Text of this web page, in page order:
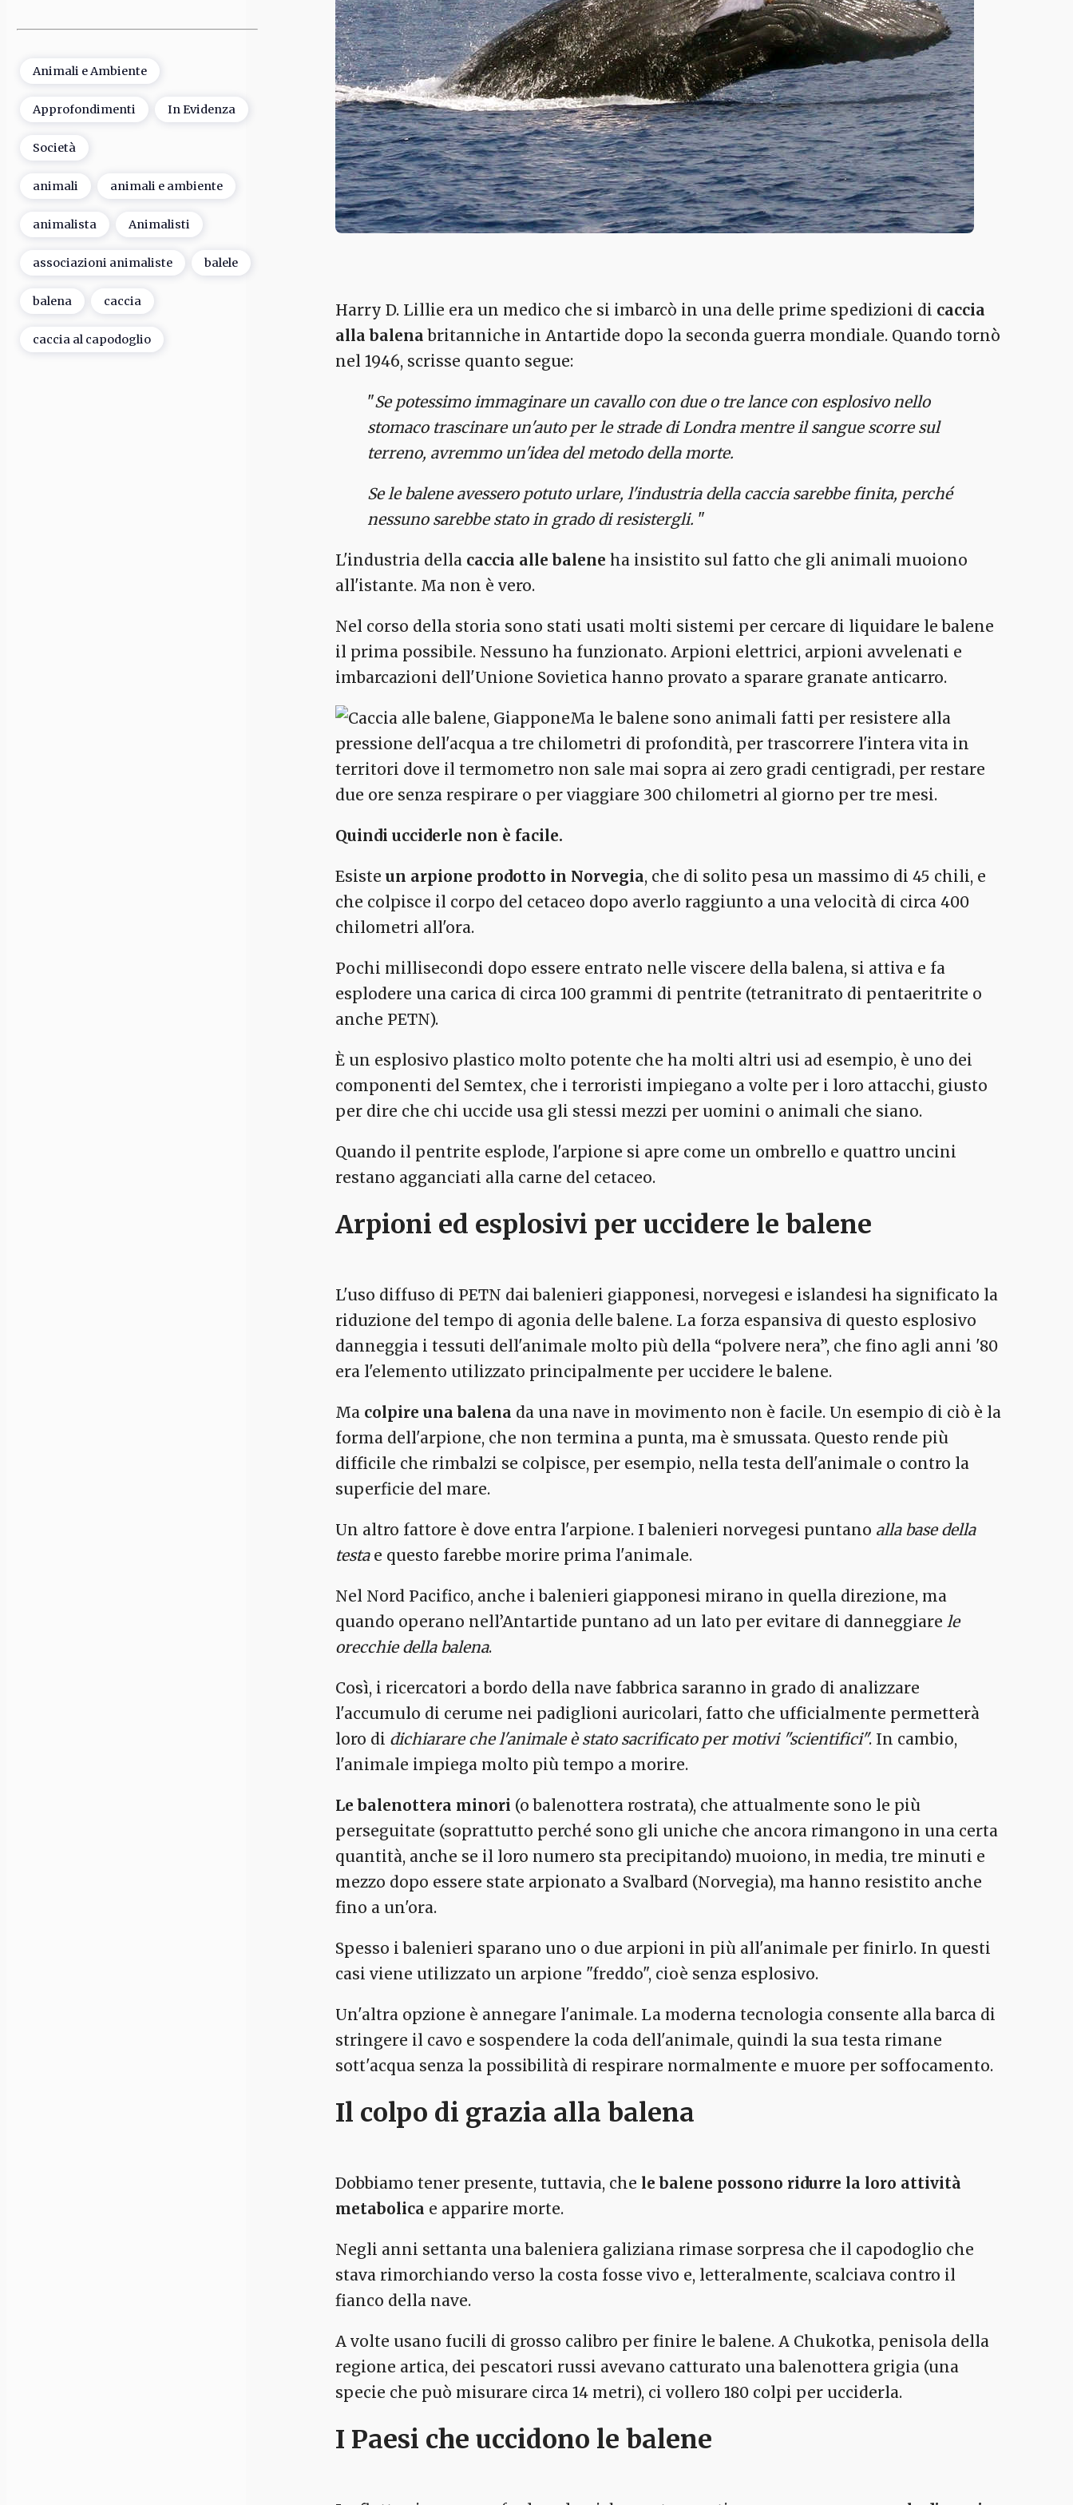
Animali e Ambiente
Approfondimenti In Evidenza
Società
animali animali e ambiente
animalista Animalisti
associazioni animaliste balele
balena caccia
caccia al capodoglio
Harry D. Lillie era un medico che si imbarcò in una delle prime spedizioni di caccia
alla balena britanniche in Antartide dopo la seconda guerra mondiale. Quando tornò
nel 1946, scrisse quanto segue:
"Se potessimo immaginare un cavallo con due o tre lance con esplosivo nello
stomaco trascinare un'auto per le strade di Londra mentre il sangue scorre sul
terreno, avremmo un'idea del metodo della morte.
Se le balene avessero potuto urlare, l'industria della caccia sarebbe finita, perché
nessuno sarebbe stato in grado di resistergli. "
L'industria della caccia alle balene ha insistito sul fatto che gli animali muoiono
all'istante. Ma non è vero.
Nel corso della storia sono stati usati molti sistemi per cercare di liquidare le balene
il prima possibile. Nessuno ha funzionato. Arpioni elettrici, arpioni avvelenati e
imbarcazioni dell'Unione Sovietica hanno provato a sparare granate anticarro.
Ma le balene sono animali fatti per resistere alla
pressione dell'acqua a tre chilometri di profondità, per trascorrere l'intera vita in
territori dove il termometro non sale mai sopra ai zero gradi centigradi, per restare
due ore senza respirare o per viaggiare 300 chilometri al giorno per tre mesi.
Quindi ucciderle non è facile.
Esiste un arpione prodotto in Norvegia, che di solito pesa un massimo di 45 chili, e
che colpisce il corpo del cetaceo dopo averlo raggiunto a una velocità di circa 400
chilometri all'ora.
Pochi millisecondi dopo essere entrato nelle viscere della balena, si attiva e fa
esplodere una carica di circa 100 grammi di pentrite (tetranitrato di pentaeritrite o
anche PETN).
È un esplosivo plastico molto potente che ha molti altri usi ad esempio, è uno dei
componenti del Semtex, che i terroristi impiegano a volte per i loro attacchi, giusto
per dire che chi uccide usa gli stessi mezzi per uomini o animali che siano.
Quando il pentrite esplode, l'arpione si apre come un ombrello e quattro uncini
restano agganciati alla carne del cetaceo.
Arpioni ed esplosivi per uccidere le balene
L'uso diffuso di PETN dai balenieri giapponesi, norvegesi e islandesi ha significato la
riduzione del tempo di agonia delle balene. La forza espansiva di questo esplosivo
danneggia i tessuti dell'animale molto più della “polvere nera”, che fino agli anni '80
era l'elemento utilizzato principalmente per uccidere le balene.
Ma colpire una balena da una nave in movimento non è facile. Un esempio di ciò è la
forma dell'arpione, che non termina a punta, ma è smussata. Questo rende più
difficile che rimbalzi se colpisce, per esempio, nella testa dell'animale o contro la
superficie del mare.
Un altro fattore è dove entra l'arpione. I balenieri norvegesi puntano alla base della
testae questo farebbe morire prima l'animale.
Nel Nord Pacifico, anche i balenieri giapponesi mirano in quella direzione, ma
quando operano nell’Antartide puntano ad un lato per evitare di danneggiare le
orecchie della balena.
Così, i ricercatori a bordo della nave fabbrica saranno in grado di analizzare
l'accumulo di cerume nei padiglioni auricolari, fatto che ufficialmente permetterà
loro di dichiarare che l'animale è stato sacrificato per motivi "scientifici". In cambio,
l'animale impiega molto più tempo a morire.
Le balenottera minori (o balenottera rostrata), che attualmente sono le più
perseguitate (soprattutto perché sono gli uniche che ancora rimangono in una certa
quantità, anche se il loro numero sta precipitando) muoiono, in media, tre minuti e
mezzo dopo essere state arpionato a Svalbard (Norvegia), ma hanno resistito anche
fino a un'ora.
Spesso i balenieri sparano uno o due arpioni in più all'animale per finirlo. In questi
casi viene utilizzato un arpione "freddo", cioè senza esplosivo.
Un'altra opzione è annegare l'animale. La moderna tecnologia consente alla barca di
stringere il cavo e sospendere la coda dell'animale, quindi la sua testa rimane
sott'acqua senza la possibilità di respirare normalmente e muore per soffocamento.
Il colpo di grazia alla balena
Dobbiamo tener presente, tuttavia, che le balene possono ridurre la loro attività
metabolica e apparire morte.
Negli anni settanta una baleniera galiziana rimase sorpresa che il capodoglio che
stava rimorchiando verso la costa fosse vivo e, letteralmente, scalciava contro il
fianco della nave.
A volte usano fucili di grosso calibro per finire le balene. A Chukotka, penisola della
regione artica, dei pescatori russi avevano catturato una balenottera grigia (una
specie che può misurare circa 14 metri), ci vollero 180 colpi per ucciderla.
I Paesi che uccidono le balene